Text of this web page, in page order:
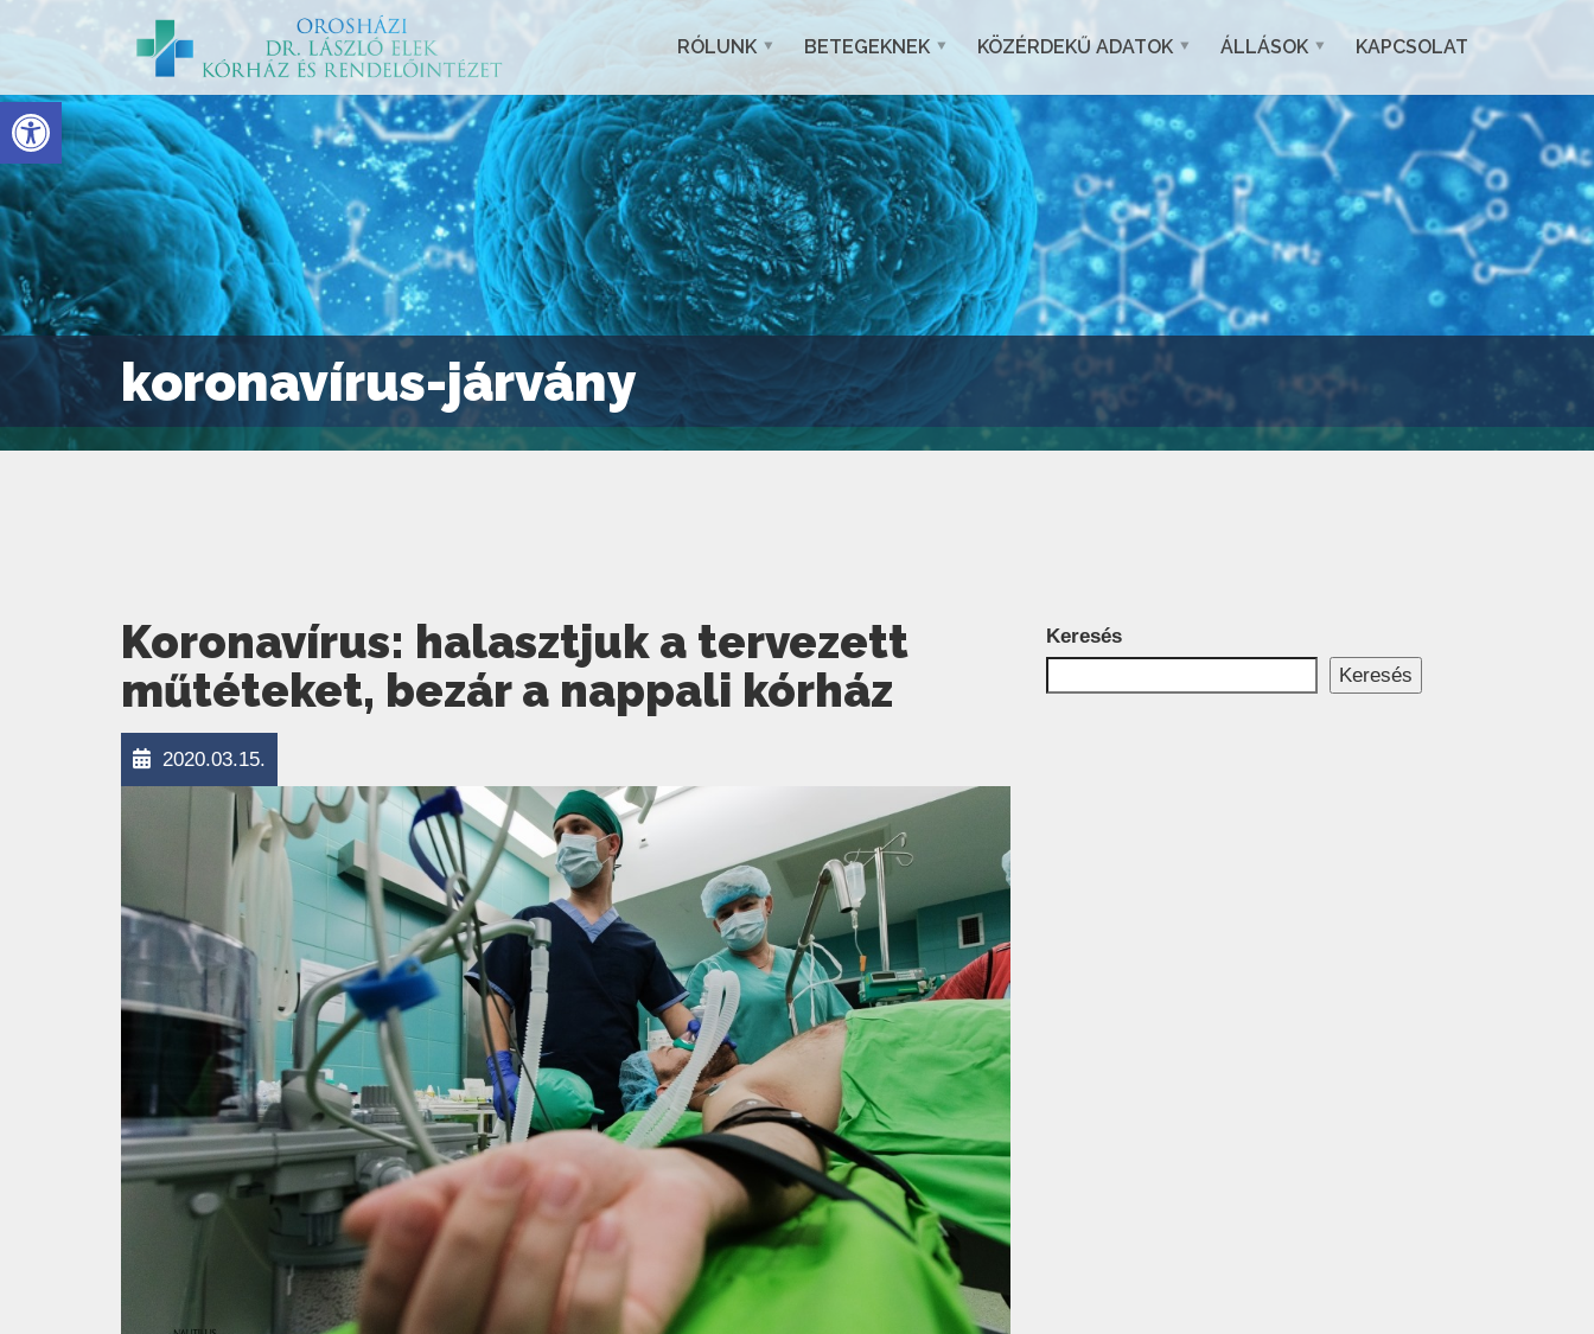
Eszköztár megnyitása
RÓLUNK BETEGEKNEK KÖZÉRDEKŰ ADATOK ÁLLÁSOK KAPCSOLAT
koronavírus-járvány
Koronavírus: halasztjuk a tervezett
műtéteket, bezár a nappali kórház
2020.03.15.
Keresés
Keresés